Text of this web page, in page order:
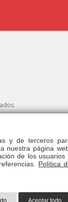
|Canal ético|
y de terceros
nuestra página
de los usuarios
Política
Aceptar todo